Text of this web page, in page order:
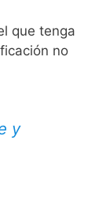
que tenga
no
y